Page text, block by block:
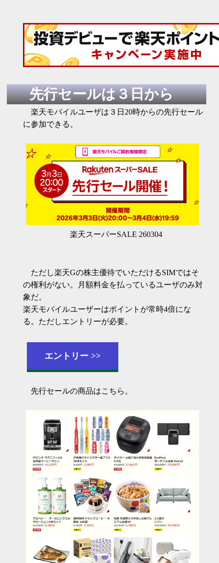
先行セールは３日から
楽天モバイルユーザは３日20時からの先行セール
に参加できる。
楽天スーパーSALE 260304
ただし楽天Gの株主優待でいただけるSIMではそ
の権利がない。月額料金を払っているユーザのみ対
象だ。
楽天モバイルユーザーはポイントが常時4倍にな
る。ただしエントリーが必要。
エントリー
先行セールの商品はこちら。